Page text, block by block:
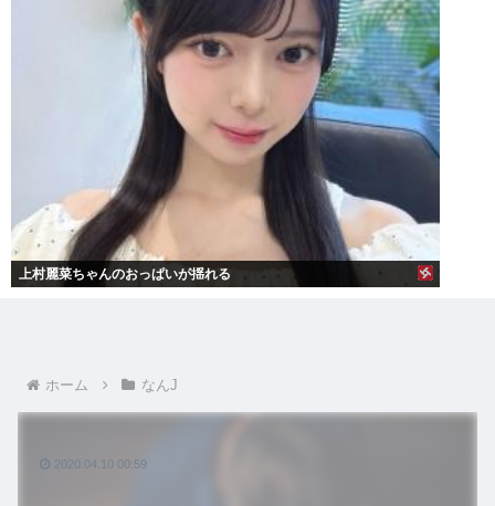
上村麗菜ちゃんのおっぱいが揺れる
ホーム なんJ
2020.04.10 00:59